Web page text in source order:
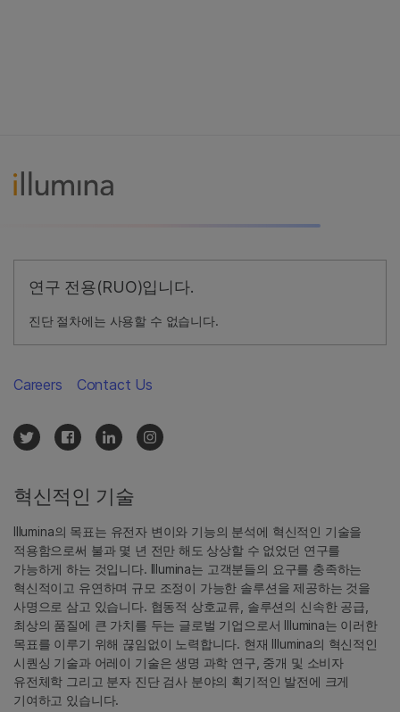
연구 전용(RUO)입니다.
진단 절차에는 사용할 수 없습니다.
혁신적인 기술
Illumina의 목표는 유전자 변이와 기능의 분석에 혁신적인 기술을
적용함으로써 불과 몇 년 전만 해도 상상할 수 없었던 연구를
가능하게 하는 것입니다. Illumina는 고객분들의 요구를 충족하는
혁신적이고 유연하며 규모 조정이 가능한 솔루션을 제공하는 것을
사명으로 삼고 있습니다. 협동적 상호교류, 솔루션의 신속한 공급,
최상의 품질에 큰 가치를 두는 글로벌 기업으로서 Illumina는 이러한
목표를 이루기 위해 끊임없이 노력합니다. 현재 Illumina의 혁신적인
시퀀싱 기술과 어레이 기술은 생명 과학 연구, 중개 및 소비자
유전체학 그리고 분자 진단 검사 분야의 획기적인 발전에 크게
기여하고 있습니다.
Careers Contact Us